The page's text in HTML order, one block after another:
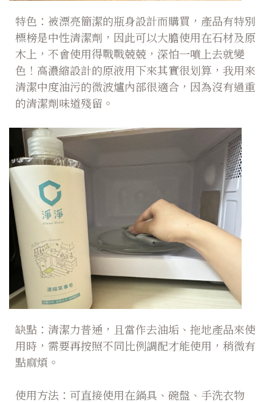
特色：被漂亮簡潔的瓶身設計而購買，產品有特別
標榜是中性清潔劑，因此可以大膽使用在石材及原
木上，不會使用得戰戰兢兢，深怕一噴上去就變
色！高濃縮設計的原液用下來其實很划算，我用來
清潔中度油污的微波爐內部很適合，因為沒有過重
的清潔劑味道殘留。
缺點：清潔力普通，且當作去油垢、拖地產品來使
用時，需要再按照不同比例調配才能使用，稍微有
點麻煩。
使用方法：可直接使用在鍋具、碗盤、手洗衣物